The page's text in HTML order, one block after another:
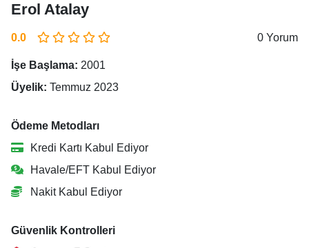
Erol Atalay
0.0 0 Yorum
İşe Başlama: 2001
Üyelik: Temmuz 2023
Ödeme Metodları
Kredi Kartı Kabul Ediyor
Havale/EFT Kabul Ediyor
Nakit Kabul Ediyor
Güvenlik Kontrolleri